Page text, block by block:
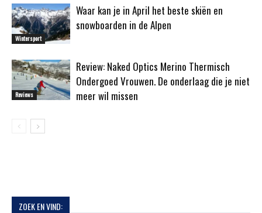
Wintersport
Waar kan je in April het beste skiën en
snowboarden in de Alpen
Reviews
Review: Naked Optics Merino Thermisch
Ondergoed Vrouwen. De onderlaag die je niet
meer wil missen
ZOEK EN VIND: